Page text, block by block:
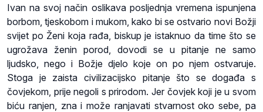
Ivan na svoj način oslikava posljednja vremena ispunjena
borbom, tjeskobom i mukom, kako bi se ostvario novi Božji
svijet po Ženi koja rađa, biskup je istaknuo da time što se
ugrožava ženin porod, dovodi se u pitanje ne samo
ljudsko, nego i Božje djelo koje on po njem ostvaruje.
Stoga je zaista civilizacijsko pitanje što se događa s
čovjekom, prije negoli s prirodom. Jer čovjek koji je u svom
biću ranjen, zna i može ranjavati stvarnost oko sebe, pa